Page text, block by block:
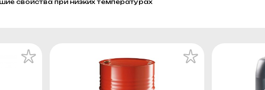
свойства при низких температурах